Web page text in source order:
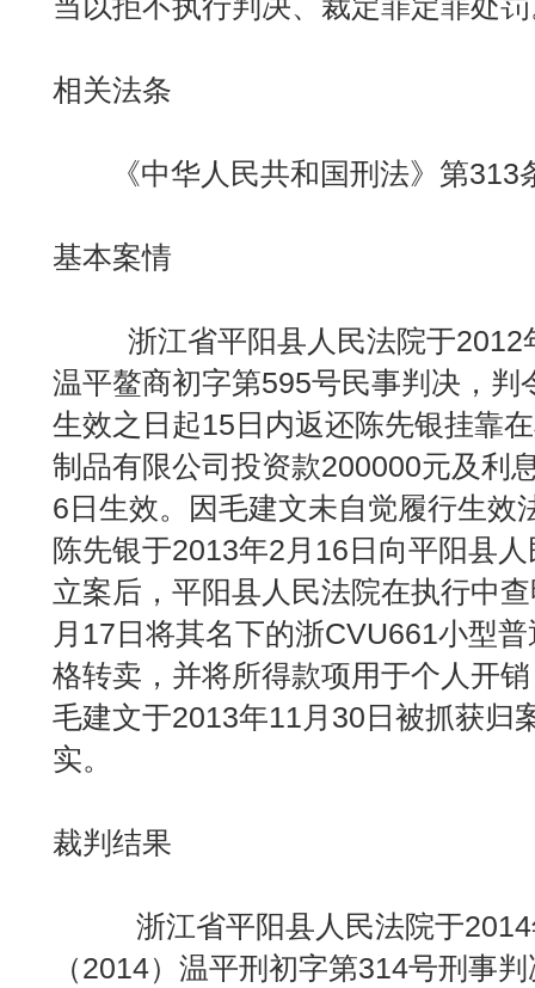
相关法条
《中华人民共和国刑法》第313
基本案情
浙江省平阳县人民法院于2012
温平鳌商初字第595号民事判决，判
生效之日起15日内返还陈先银挂靠
制品有限公司投资款200000元及利
6日生效。因毛建文未自觉履行生效
陈先银于2013年2月16日向平阳县
立案后，平阳县人民法院在执行中
月17日将其名下的浙CVU661小型
格转卖，并将所得款项用于个人开
毛建文于2013年11月30日被抓获归
实。
裁判结果
浙江省平阳县人民法院于2014
（2014）温平刑初字第314号刑事